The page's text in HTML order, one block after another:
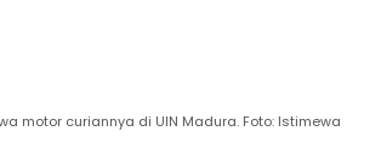
motor curiannya di UIN Madura. Foto: Istimewa